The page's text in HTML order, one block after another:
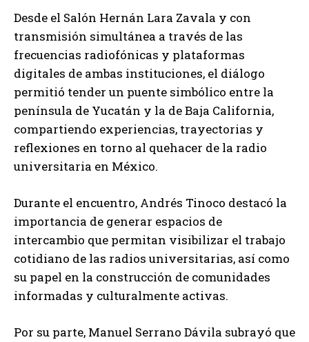
Desde el Salón Hernán Lara Zavala y con
transmisión simultánea a través de las
frecuencias radiofónicas y plataformas
digitales de ambas instituciones, el diálogo
permitió tender un puente simbólico entre la
península de Yucatán y la de Baja California,
compartiendo experiencias, trayectorias y
reflexiones en torno al quehacer de la radio
universitaria en México.
Durante el encuentro, Andrés Tinoco destacó la
importancia de generar espacios de
intercambio que permitan visibilizar el trabajo
cotidiano de las radios universitarias, así como
su papel en la construcción de comunidades
informadas y culturalmente activas.
Por su parte, Manuel Serrano Dávila subrayó que